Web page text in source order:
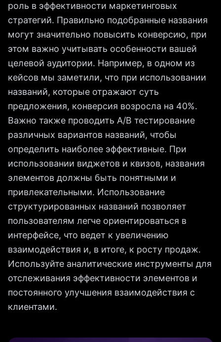
роль в эффективности маркетинговых
стратегий. Правильно подобранные названия
могут значительно повысить конверсию, при
этом важно учитывать особенности вашей
целевой аудитории. Например, в одном из
кейсов мы заметили, что при использовании
названий, которые отражают суть
предложения, конверсия возросла на 40%.
Важно также проводить A/B тестирование
различных вариантов названий, чтобы
определить наиболее эффективные. При
использовании виджетов и квизов, названия
элементов должны быть понятными и
привлекательными. Использование
структурированных названий позволяет
пользователям легче ориентироваться в
интерфейсе, что ведет к увеличению
взаимодействия и, в итоге, к росту продаж.
Используйте аналитические инструменты для
отслеживания эффективности элементов и
постоянного улучшения взаимодействия с
клиентами.